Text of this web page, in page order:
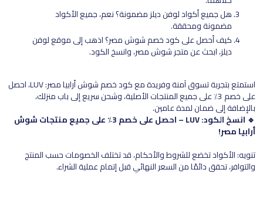
هل جميع أكواد لوفن ديلز مضمونة؟ نعم، جميع الأكواد
مضمونة ومحققة.
كيف أحصل على كود خصم شوش مصر؟ اذهب إلى موقع لوفن
ديلز، ابحث عن متجر شوش مصر، وانسخ الكود.
استمتع بتجربة تسوق آمنة وفريدة مع كود خصم شوش أرابيا مصر: LUV، احصل
على خصم 3٪ على جميع المنتجات الأصلية، وشحن سريع إلى باب منزلك،
بالإضافة إلى ضمان لمدة عامين.
🔹 انسخ الكود: LUV – احصل على خصم 3٪ على جميع منتجات شوش
أرابيا مصر!
تنويه: الأكواد تخضع للشروط والأحكام، قد تختلف الخصومات حسب المنتج
والتوافر، تحقق دائمًا من السعر النهائي قبل إتمام عملية الشراء.